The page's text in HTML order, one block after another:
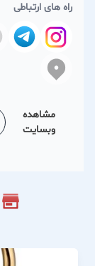
راه های ارتباطی
مشاهده
وبسایت